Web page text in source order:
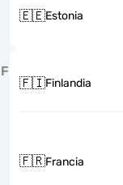
🇪🇪Estonia
F
🇫🇮Finlandia
🇫🇷Francia